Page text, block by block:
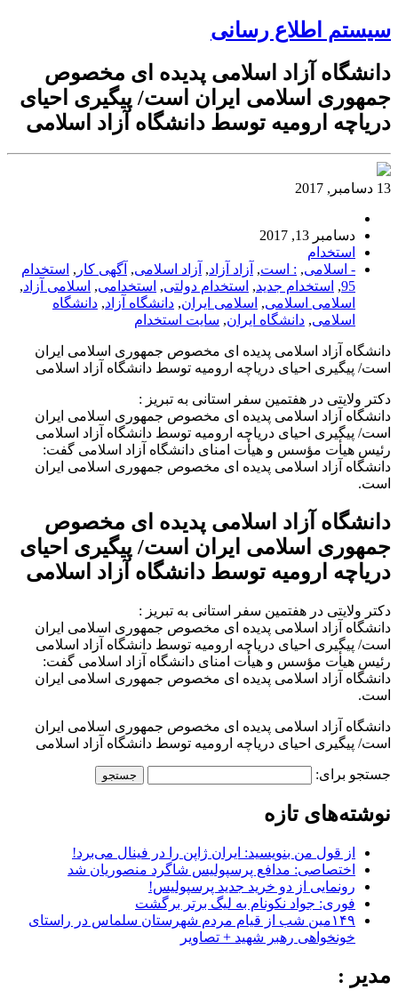
سیستم اطلاع رسانی
دانشگاه آزاد اسلامی پدیده ای مخصوص
جمهوری اسلامی ایران است/ پیگیری احیای
دریاچه ارومیه توسط دانشگاه آزاد اسلامی
13 دسامبر, 2017
دسامبر 13, 2017
استخدام
- اسلامی, : است, آزاد آزاد, آزاد اسلامی, آگهی کار , استخدام
95
, استخدام جدید, استخدام دولتی, استخدامی, اسلامی آزاد,
اسلامی اسلامی, اسلامی ایران, دانشگاه آزاد, دانشگاه
اسلامی, دانشگاه ایران, سایت استخدام
دانشگاه آزاد اسلامی پدیده ای مخصوص جمهوری اسلامی ایران
است/ پیگیری احیای دریاچه ارومیه توسط دانشگاه آزاد اسلامی
دکتر ولایتی در هفتمین سفر استانی به تبریز :
دانشگاه آزاد اسلامی پدیده ای مخصوص جمهوری اسلامی ایران
است/ پیگیری احیای دریاچه ارومیه توسط دانشگاه آزاد اسلامی
رئیس هیأت مؤسس و هیأت امنای دانشگاه آزاد اسلامی گفت:
دانشگاه آزاد اسلامی پدیده ای مخصوص جمهوری اسلامی ایران
است.
دانشگاه آزاد اسلامی پدیده ای مخصوص
جمهوری اسلامی ایران است/ پیگیری احیای
دریاچه ارومیه توسط دانشگاه آزاد اسلامی
دکتر ولایتی در هفتمین سفر استانی به تبریز :
دانشگاه آزاد اسلامی پدیده ای مخصوص جمهوری اسلامی ایران
است/ پیگیری احیای دریاچه ارومیه توسط دانشگاه آزاد اسلامی
رئیس هیأت مؤسس و هیأت امنای دانشگاه آزاد اسلامی گفت:
دانشگاه آزاد اسلامی پدیده ای مخصوص جمهوری اسلامی ایران
است.
دانشگاه آزاد اسلامی پدیده ای مخصوص جمهوری اسلامی ایران
است/ پیگیری احیای دریاچه ارومیه توسط دانشگاه آزاد اسلامی
جستجو برای:
نوشته‌های تازه
از قول من بنویسید: ایران ژاپن را در فینال می‌برد!
اختصاصی: مدافع پرسپولیس شاگرد منصوریان شد
رونمایی از دو خرید جدید پرسپولیس!
فوری: جواد نکونام به لیگ برتر برگشت
۱۴۹مین شب از قیام مردم شهرستان سلماس در راستای
خونخواهی رهبر شهید + تصاویر
مدیر :